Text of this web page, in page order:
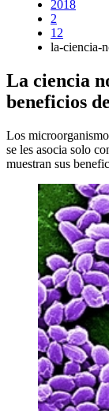
2018
2
12
la-ciencia-
La ciencia
beneficios
Los
se les asocia solo
muestran sus